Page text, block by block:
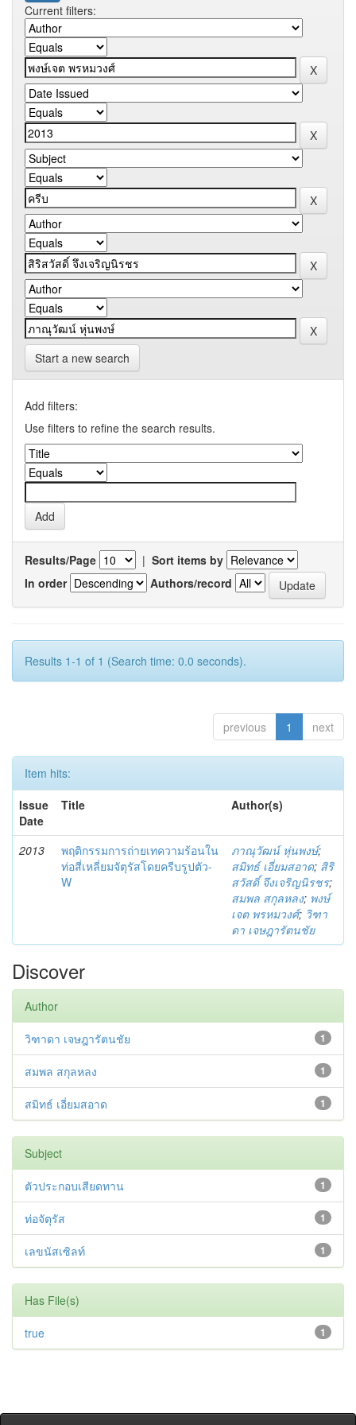
Current filters:
Start a new search
Add filters:
Use filters to refine the search results.
Results/Page | Sort items by
In order
Authors/record
Results 1-1 of 1 (Search time: 0.0 seconds).
previous 1 next
Item hits:
Issue
Date
Title Author(s)
2013
พฤติกรรมการถ่ายเทความร้อนใน
ท่อสี่เหลี่ยมจัตุรัสโดยครีบรูปตัว-
W
ภาณุวัฒน์ หุ่นพงษ์;
สมิทธ์ เอี่ยมสอาด; สิริ
สวัสดิ์ จึงเจริญนิรชร;
สมพล สกุลหลง; พงษ์
เจต พรหมวงศ์; วิฑา
ดา เจษฎารัตนชัย
Discover
Author
1
วิฑาดา เจษฎารัตนชัย
1
สมพล สกุลหลง
1
สมิทธ์ เอี่ยมสอาด
Subject
1
ตัวประกอบเสียดทาน
1
ท่อจัตุรัส
1
เลขนัสเซิลท์
Has File(s)
1
true